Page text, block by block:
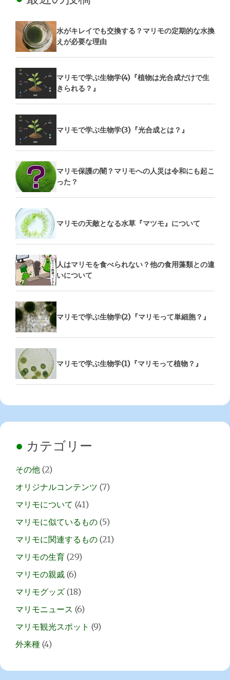
水がキレイでも交換する？マリモの定期的な水換
えが必要な理由
マリモで学ぶ生物学(4)『植物は光合成だけで生
きられる？』
マリモで学ぶ生物学(3)『光合成とは？』
マリモ保護の闇？マリモへの人災は令和にも起こ
った？
マリモの天敵となる水草『マツモ』について
人はマリモを食べられない？他の食用藻類との違
いについて
マリモで学ぶ生物学(2)『マリモって単細胞？』
マリモで学ぶ生物学(1)『マリモって植物？』
カテゴリー
その他 (2)
オリジナルコンテンツ (7)
マリモについて (41)
マリモに似ているもの (5)
マリモに関連するもの (21)
マリモの生育 (29)
マリモの親戚 (6)
マリモグッズ (18)
マリモニュース (6)
マリモ観光スポット (9)
外来種 (4)